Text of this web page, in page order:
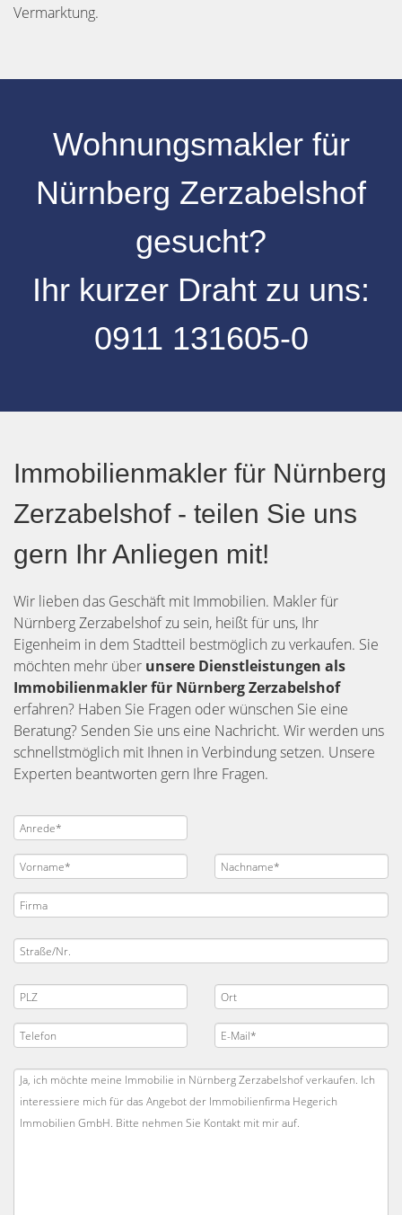
Vermarktung.
Wohnungsmakler für
Nürnberg Zerzabelshof
gesucht?
Ihr kurzer Draht zu uns:
0911 131605-0
Immobilienmakler für Nürnberg
Zerzabelshof - teilen Sie uns
gern Ihr Anliegen mit!
Wir lieben das Geschäft mit Immobilien. Makler für
Nürnberg Zerzabelshof zu sein, heißt für uns, Ihr
Eigenheim in dem Stadtteil bestmöglich zu verkaufen. Sie
möchten mehr über unsere Dienstleistungen als
Immobilienmakler für Nürnberg Zerzabelshof
erfahren? Haben Sie Fragen oder wünschen Sie eine
Beratung? Senden Sie uns eine Nachricht. Wir werden uns
schnellstmöglich mit Ihnen in Verbindung setzen. Unsere
Experten beantworten gern Ihre Fragen.